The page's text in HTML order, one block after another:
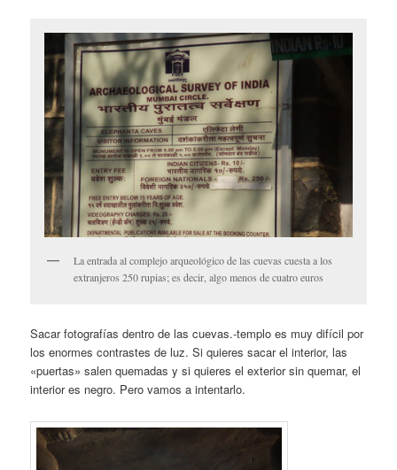
La entrada al complejo arqueológico de las cuevas cuesta a los
extranjeros 250 rupias; es decir, algo menos de cuatro euros
Sacar fotografías dentro de las cuevas.-templo es muy difícil por
los enormes contrastes de luz. Si quieres sacar el interior, las
«puertas» salen quemadas y si quieres el exterior sin quemar, el
interior es negro. Pero vamos a intentarlo.